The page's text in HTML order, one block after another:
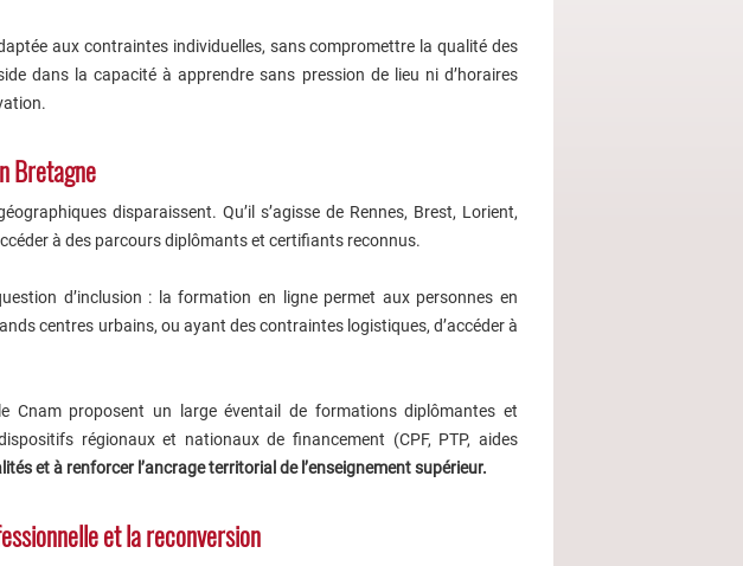
aux contraintes individuelles, sans compromettre la qualité des
dans la capacité à apprendre sans pression de lieu ni d’horaires
Bretagne
disparaissent. Qu’il s’agisse de Rennes, Brest, Lorient,
à des parcours diplômants et certifiants reconnus.
d’inclusion : la formation en ligne permet aux personnes en
centres urbains, ou ayant des contraintes logistiques, d’accéder à
Cnam proposent un large éventail de formations diplômantes et
régionaux et nationaux de financement (CPF, PTP, aides
et à renforcer l’ancrage territorial de l’enseignement supérieur.
et la reconversion